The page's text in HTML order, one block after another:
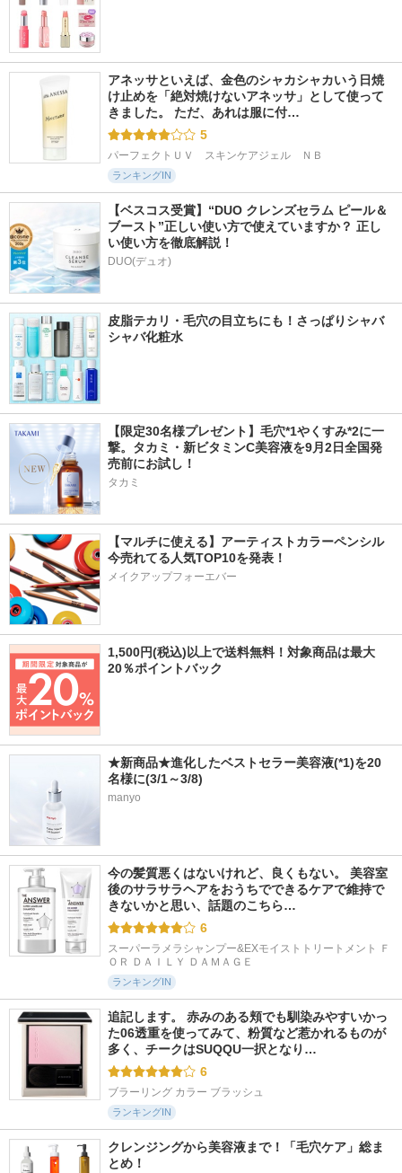
アネッサといえば、金色のシャカシャカいう日焼
け止めを「絶対焼けないアネッサ」として使って
きました。 ただ、あれは服に付…
5
パーフェクトＵＶ　スキンケアジェル　ＮＢ
ランキングIN
【ベスコス受賞】“DUO クレンズセラム ピール＆
ブースト”正しい使い方で使えていますか？ 正し
い使い方を徹底解説！
DUO(デュオ)
皮脂テカリ・毛穴の目立ちにも！さっぱりシャバ
シャバ化粧水
【限定30名様プレゼント】毛穴*1やくすみ*2に一
撃。タカミ・新ビタミンC美容液を9月2日全国発
売前にお試し！
タカミ
【マルチに使える】アーティストカラーペンシル
今売れてる人気TOP10を発表！
メイクアップフォーエバー
1,500円(税込)以上で送料無料！対象商品は最大
20％ポイントバック
★新商品★進化したベストセラー美容液(*1)を20
名様に(3/1～3/8)
manyo
今の髪質悪くはないけれど、良くもない。 美容室
後のサラサラヘアをおうちでできるケアで維持で
きないかと思い、話題のこちら…
6
スーパーラメラシャンプー&EXモイストトリートメント Ｆ
ＯＲ ＤＡＩＬＹ ＤＡＭＡＧＥ
ランキングIN
追記します。 赤みのある頬でも馴染みやすいかっ
た06透重を使ってみて、粉質など惹かれるものが
多く、チークはSUQQU一択となり…
6
ブラーリング カラー ブラッシュ
ランキングIN
クレンジングから美容液まで！「毛穴ケア」総ま
とめ！